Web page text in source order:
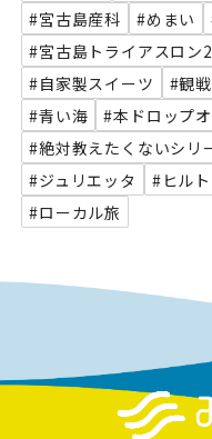
#宮古島産科
#めまい
#宮古島トライアスロン
#自家製スイーツ
#観
#青い海
#本ドロップ
#絶対教えたくないシリ
#ジュリエッタ
#ヒル
#ローカル旅